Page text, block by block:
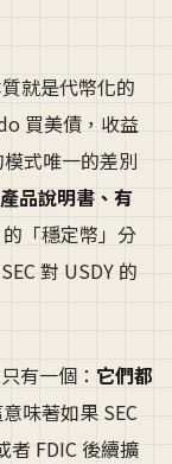
就是代幣化的
買美債，收益
式唯一的差別
品說明書、有
「穩定幣」分
對 USDY 的
有一個： 它們都
意味著如果 SEC
者 FDIC 後續擴